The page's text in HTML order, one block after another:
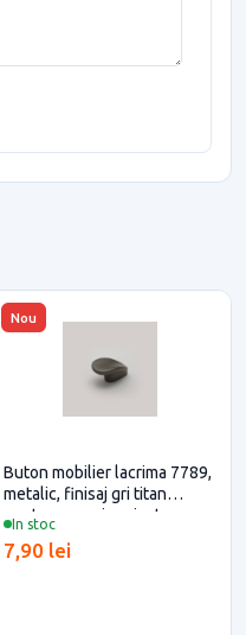
Nou
In stoc
Buton mobilier lacrima 7789,
metalic, finisaj gri titan
pentru casa si proiecte
7,90 lei